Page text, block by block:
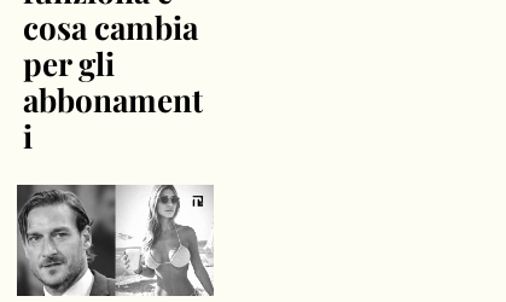
cosa cambia
per gli
abbonament
i